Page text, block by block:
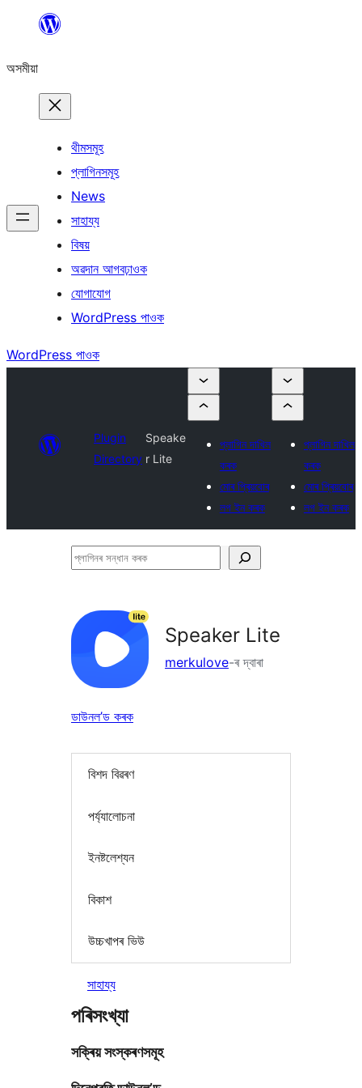
বিষয়বস্তুলৈ
অসমীয়া
থীমসমূহ
প্লাগিনসমূহ
News
সাহায্য
বিষয়
অৱদান আগবঢ়াওক
যোগাযোগ
WordPress পাওক
WordPress পাওক
Plugin
Directory
Speake
r Lite
প্লাগিন দাখিল
কৰক
মোৰ প্ৰিয়বোৰ
লগ ইন কৰক
প্লাগিন দাখিল
কৰক
মোৰ প্ৰিয়বোৰ
লগ ইন কৰক
প্লাগিনৰ
Speaker Lite
merkulove-ৰ দ্বাৰা
ডাউনল’ড কৰক
বিশদ বিৱৰণ
পৰ্য্যালোচনা
ইনষ্টলেশ্যন
বিকাশ
উচ্চখাপৰ ভিউ
সাহায্য
পৰিসংখ্যা
সক্ৰিয় সংস্কৰণসমূহ